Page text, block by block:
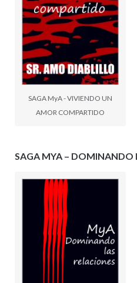
SAGA MyA - VIVIENDO UN
AMOR COMPARTIDO
SAGA MYA – DOMINANDO